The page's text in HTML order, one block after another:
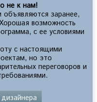
не к нам!
заранее,
возможность
с ее условиями
с настоящими
но это
переговоров и